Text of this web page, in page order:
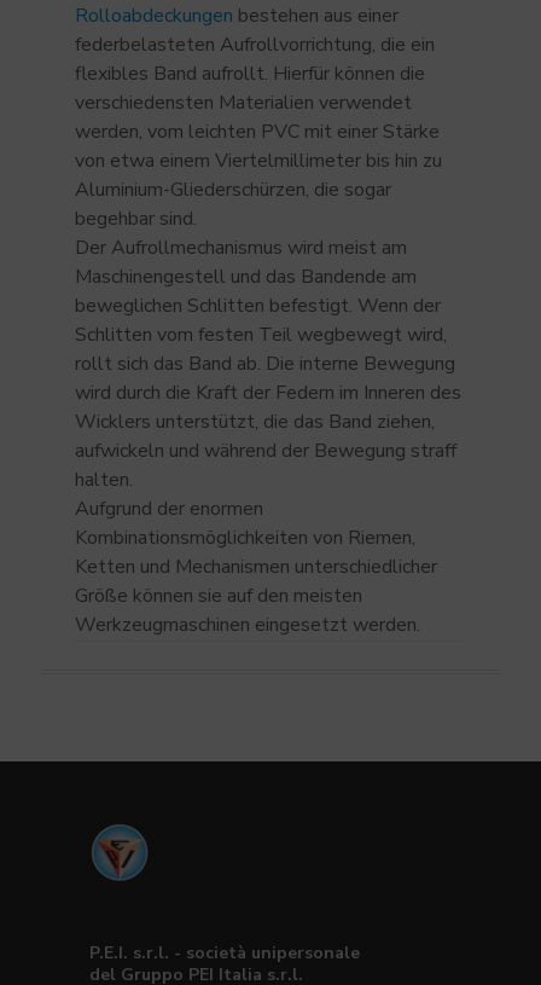
Rolloabdeckungen bestehen aus einer
federbelasteten Aufrollvorrichtung, die ein
flexibles Band aufrollt. Hierfür können die
verschiedensten Materialien verwendet
werden, vom leichten PVC mit einer Stärke
von etwa einem Viertelmillimeter bis hin zu
Aluminium-Gliederschürzen, die sogar
begehbar sind.
Der Aufrollmechanismus wird meist am
Maschinengestell und das Bandende am
beweglichen Schlitten befestigt. Wenn der
Schlitten vom festen Teil wegbewegt wird,
rollt sich das Band ab. Die interne Bewegung
wird durch die Kraft der Federn im Inneren des
Wicklers unterstützt, die das Band ziehen,
aufwickeln und während der Bewegung straff
halten.
Aufgrund der enormen
Kombinationsmöglichkeiten von Riemen,
Ketten und Mechanismen unterschiedlicher
Größe können sie auf den meisten
Werkzeugmaschinen eingesetzt werden.
P.E.I. s.r.l. - società unipersonale
del Gruppo PEI Italia s.r.l.